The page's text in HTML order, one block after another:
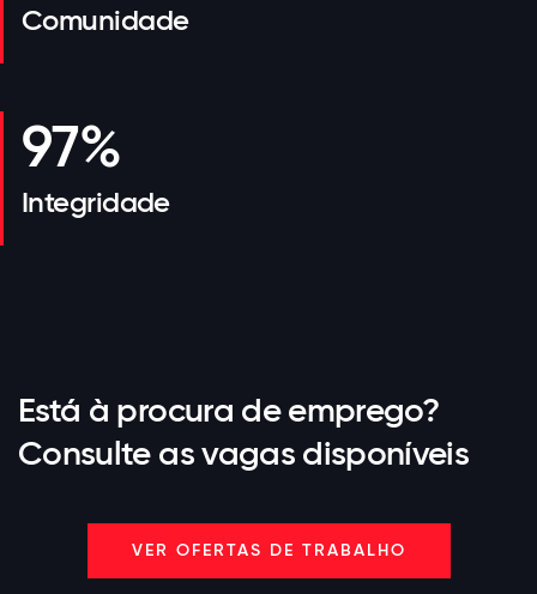
Comunidade
97%
Integridade
Está à procura de emprego?
Consulte as vagas disponíveis
VER OFERTAS DE TRABALHO